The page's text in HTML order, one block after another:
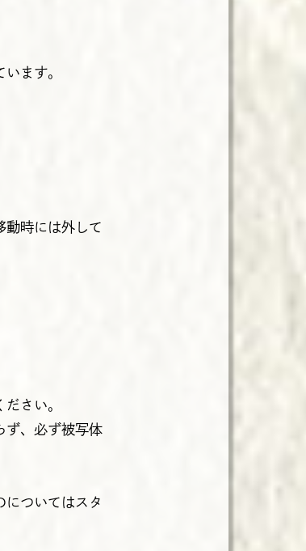
ます。
動時には外して
さい。
ず、必ず被写体
についてはスタ